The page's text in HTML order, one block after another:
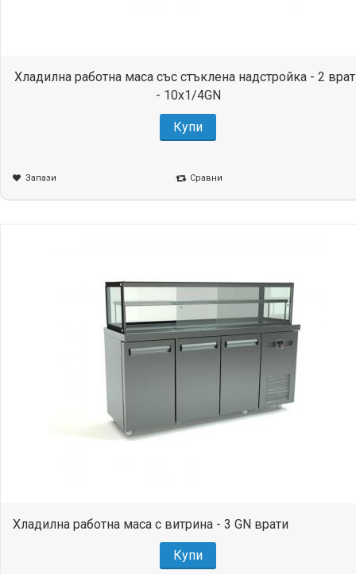
Хладилна работна маса със стъклена надстройка - 2
- 10x1/4GN
Купи
Запази Сравни
Хладилна работна маса с витрина - 3 GN врати
Купи